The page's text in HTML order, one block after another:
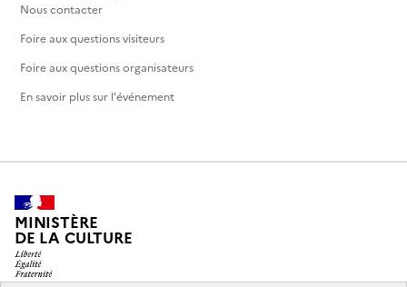
Nous contacter
Foire aux questions visiteurs
Foire aux questions organisateurs
En savoir plus sur l'événement
MINISTÈRE
DE LA CULTURE